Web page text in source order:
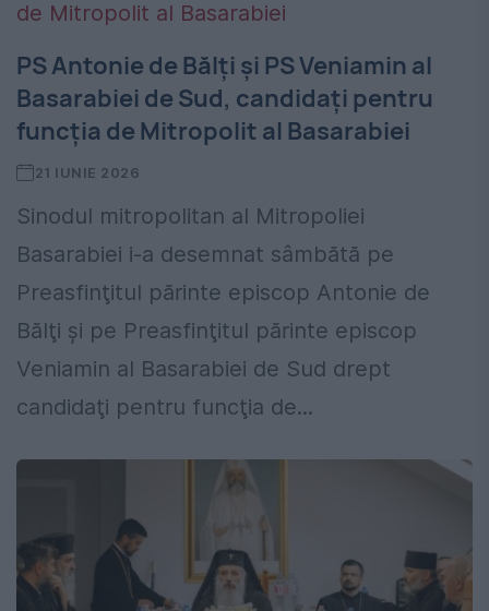
PS Antonie de Bălţi şi PS Veniamin al
Basarabiei de Sud, candidaţi pentru
funcţia de Mitropolit al Basarabiei
21 IUNIE 2026
Sinodul mitropolitan al Mitropoliei
Basarabiei i-a desemnat sâmbătă pe
Preasfinţitul părinte episcop Antonie de
Bălţi şi pe Preasfinţitul părinte episcop
Veniamin al Basarabiei de Sud drept
candidaţi pentru funcţia de...